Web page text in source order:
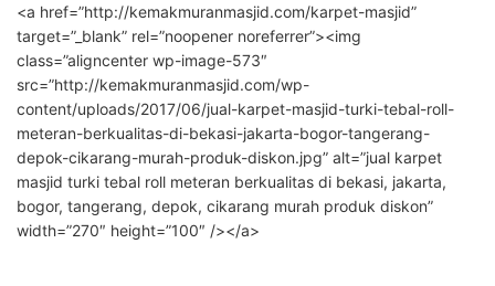
<a href=”http://kemakmuranmasjid.com/karpet-masjid”
target=”_blank” rel=”noopener noreferrer”><img
class=”aligncenter wp-image-573″
src=”http://kemakmuranmasjid.com/wp-
content/uploads/2017/06/jual-karpet-masjid-turki-tebal-roll-
meteran-berkualitas-di-bekasi-jakarta-bogor-tangerang-
depok-cikarang-murah-produk-diskon.jpg” alt=”jual karpet
masjid turki tebal roll meteran berkualitas di bekasi, jakarta,
bogor, tangerang, depok, cikarang murah produk diskon”
width=”270″ height=”100″ /></a>